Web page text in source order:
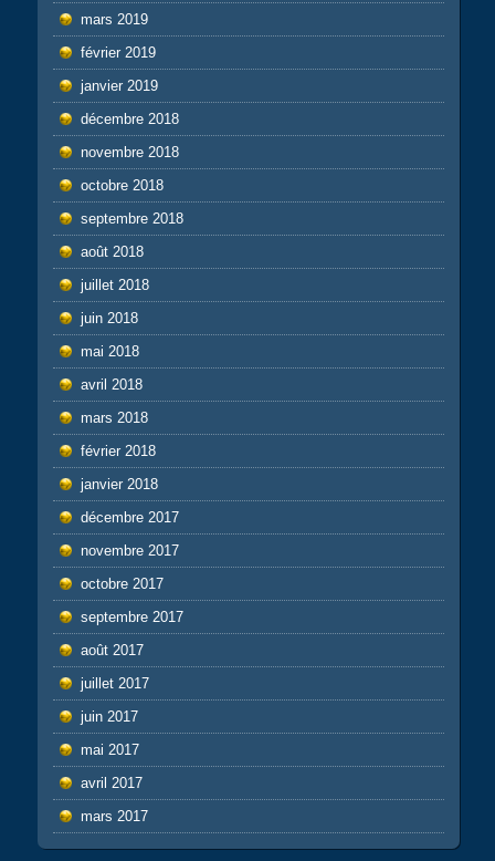
mars 2019
février 2019
janvier 2019
décembre 2018
novembre 2018
octobre 2018
septembre 2018
août 2018
juillet 2018
juin 2018
mai 2018
avril 2018
mars 2018
février 2018
janvier 2018
décembre 2017
novembre 2017
octobre 2017
septembre 2017
août 2017
juillet 2017
juin 2017
mai 2017
avril 2017
mars 2017